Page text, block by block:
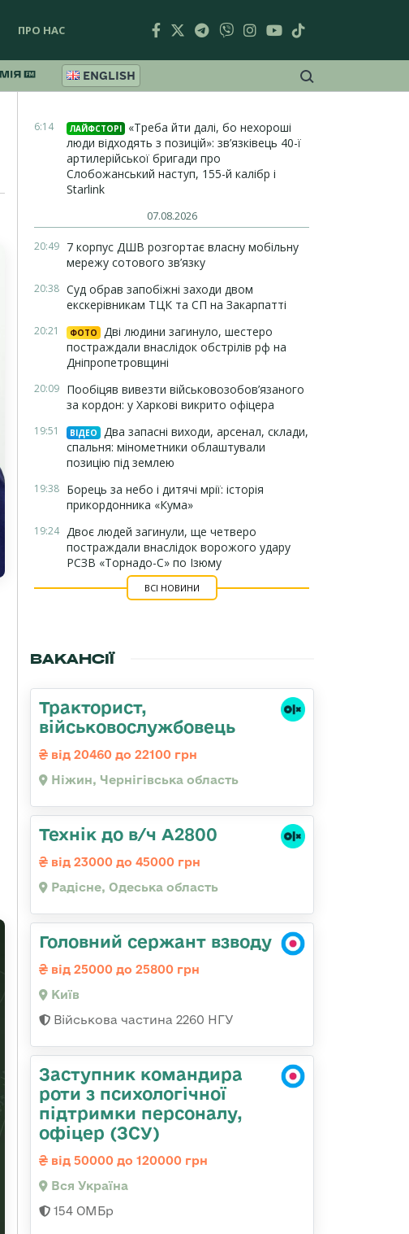
ПРО НАС
ENGLISH
6:14 ЛАЙФСТОРІ
«Треба йти далі, бо нехороші
люди відходять з позицій»: зв’язківець 40-ї
артилерійської бригади про
Слобожанський наступ, 155-й калібр і
Starlink
07.08.2026
20:49 7 корпус ДШВ розгортає власну мобільну
мережу сотового зв’язку
20:38 Суд обрав запобіжні заходи двом
екскерівникам ТЦК та СП на Закарпатті
20:21 ФОТО
Дві людини загинуло, шестеро
постраждали внаслідок обстрілів рф на
Дніпропетровщині
20:09 Пообіцяв вивезти військовозобов’язаного
за кордон: у Харкові викрито офіцера
19:51 ВІДЕО
Два запасні виходи, арсенал, склади,
спальня: мінометники облаштували
позицію під землею
19:38 Борець за небо і дитячі мрії: історія
прикордонника «Кума»
19:24 Двоє людей загинули, ще четверо
постраждали внаслідок ворожого удару
РСЗВ «Торнадо-С» по Ізюму
ВСІ НОВИНИ
ВАКАНСІЇ
Тракторист,
військовослужбовець
від 20460 до 22100 грн
Ніжин, Чернігівська область
Технік до в/ч А2800
від 23000 до 45000 грн
Радісне, Одеська область
Головний сержант взводу
від 25000 до 25800 грн
Київ
Військова частина 2260 НГУ
Заступник командира
роти з психологічної
підтримки персоналу,
офіцер (ЗСУ)
від 50000 до 120000 грн
Вся Україна
154 ОМБр